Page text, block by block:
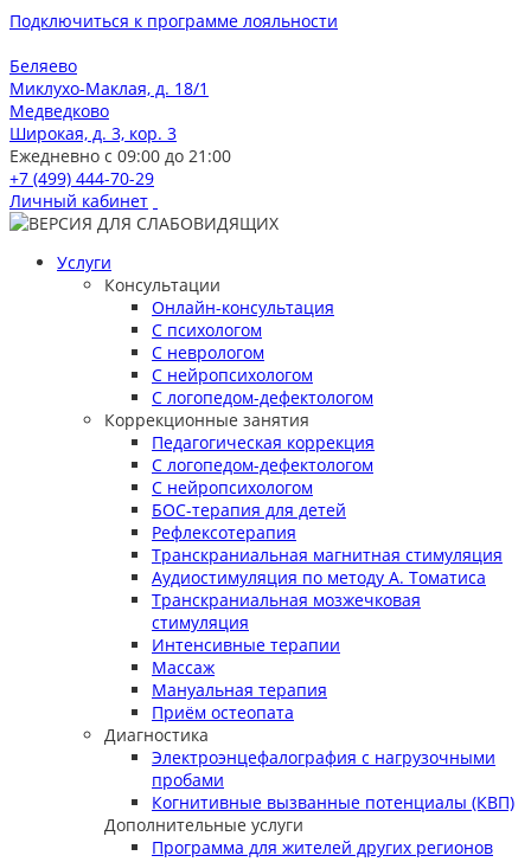
Подключиться к программе лояльности
Беляево
Миклухо-Маклая, д. 18/1
Медведково
Широкая, д. 3, кор. 3
Ежедневно с 09:00 до 21:00
+7 (499) 444-70-29
Личный кабинет
Услуги
Консультации
Онлайн-консультация
С психологом
С неврологом
С нейропсихологом
С логопедом-дефектологом
Коррекционные занятия
Педагогическая коррекция
С логопедом-дефектологом
С нейропсихологом
БОС-терапия для детей
Рефлексотерапия
Транскраниальная магнитная стимуляция
Аудиостимуляция по методу А. Томатиса
Транскраниальная мозжечковая
стимуляция
Интенсивные терапии
Массаж
Мануальная терапия
Приём остеопата
Диагностика
Электроэнцефалография с нагрузочными
пробами
Когнитивные вызванные потенциалы (КВП)
Дополнительные услуги
Программа для жителей других регионов